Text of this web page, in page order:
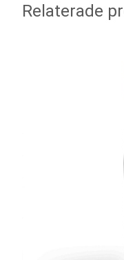
Relaterade